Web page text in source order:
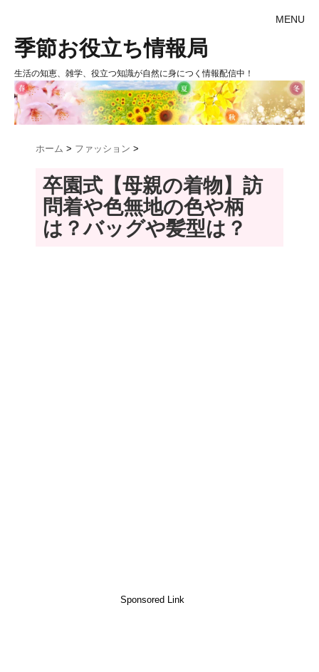
MENU
季節お役立ち情報局
生活の知恵、雑学、役立つ知識が自然に身につく情報配信中！
ホーム > ファッション >
卒園式【母親の着物】訪
問着や色無地の色や柄
は？バッグや髪型は？
Sponsored Link